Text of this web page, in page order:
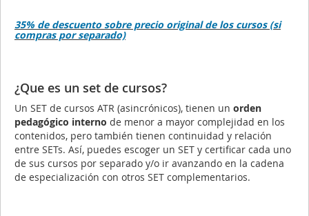
35% de descuento sobre precio original de los cursos (si
compras por separado)
¿Que es un set de cursos?
Un SET de cursos ATR (asincrónicos), tienen un orden
pedagógico interno de menor a mayor complejidad en los
contenidos, pero también tienen continuidad y relación
entre SETs. Así, puedes escoger un SET y certificar cada uno
de sus cursos por separado y/o ir avanzando en la cadena
de especialización con otros SET complementarios.